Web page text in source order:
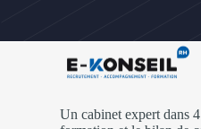
Un cabinet expert dans